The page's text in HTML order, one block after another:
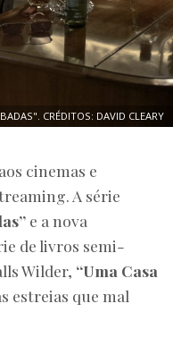
CRÉDITOS: DAVID CLEARY
cinemas e
A série
e a nova
de livros semi-
Wilder, “Uma Casa
estreias que mal